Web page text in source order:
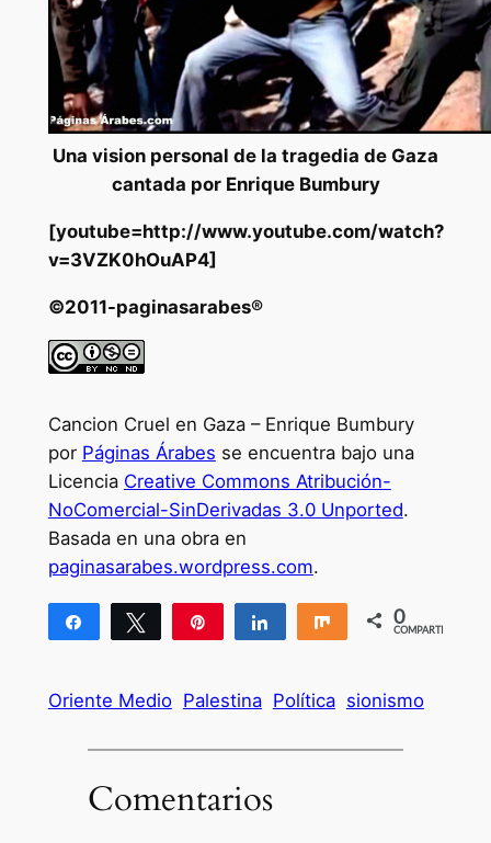
Una vision personal de la tragedia de Gaza
cantada por Enrique Bumbury
[youtube=http://www.youtube.com/watch?
v=3VZK0hOuAP4]
©2011-paginasarabes®
Cancion Cruel en Gaza – Enrique Bumbury
por Páginas Árabes se encuentra bajo una
Licencia Creative Commons Atribución-
NoComercial-SinDerivadas 3.0 Unported.
Basada en una obra en
paginasarabes.wordpress.com.
Compartir Twittear Compartir Compartir
0
COMPARTIR
Oriente Medio Palestina Política sionismo
Comentarios